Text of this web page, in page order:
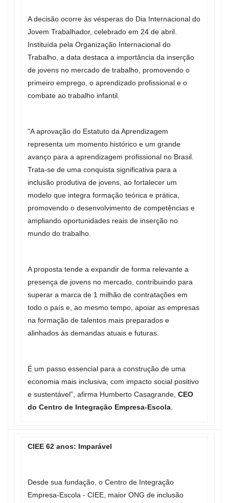
A decisão ocorre às vésperas do Dia Internacional do
Jovem Trabalhador, celebrado em 24 de abril.
Instituída pela Organização Internacional do
Trabalho, a data destaca a importância da inserção
de jovens no mercado de trabalho, promovendo o
primeiro emprego, o aprendizado profissional e o
combate ao trabalho infantil.
"A aprovação do Estatuto da Aprendizagem
representa um momento histórico e um grande
avanço para a aprendizagem profissional no Brasil.
Trata-se de uma conquista significativa para a
inclusão produtiva de jovens, ao fortalecer um
modelo que integra formação teórica e prática,
promovendo o desenvolvimento de competências e
ampliando oportunidades reais de inserção no
mundo do trabalho.
A proposta tende a expandir de forma relevante a
presença de jovens no mercado, contribuindo para
superar a marca de 1 milhão de contratações em
todo o país e, ao mesmo tempo, apoiar as empresas
na formação de talentos mais preparados e
alinhados às demandas atuais e futuras.
É um passo essencial para a construção de uma
economia mais inclusiva, com impacto social positivo
e sustentável”, afirma Humberto Casagrande, CEO
do Centro de Integração Empresa-Escola.
CIEE 62 anos: Imparável
Desde sua fundação, o Centro de Integração
Empresa-Escola - CIEE, maior ONG de inclusão